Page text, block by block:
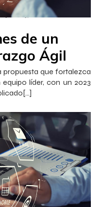
–
de un
Ágil
propuesta que fortalezca
líder, con un 2023